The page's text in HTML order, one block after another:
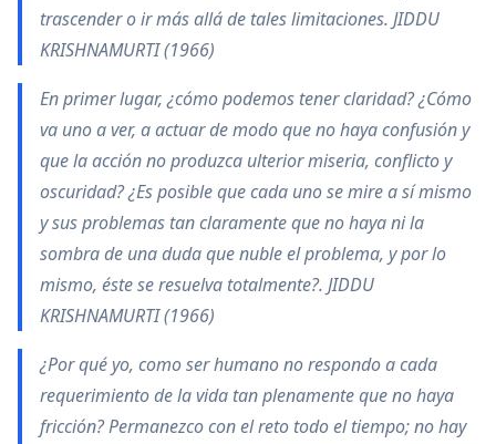
trascender o ir más allá de tales limitaciones. JIDDU
KRISHNAMURTI (1966)
En primer lugar, ¿cómo podemos tener claridad? ¿Cómo
va uno a ver, a actuar de modo que no haya confusión y
que la acción no produzca ulterior miseria, conflicto y
oscuridad? ¿Es posible que cada uno se mire a sí mismo
y sus problemas tan claramente que no haya ni la
sombra de una duda que nuble el problema, y por lo
mismo, éste se resuelva totalmente?. JIDDU
KRISHNAMURTI (1966)
¿Por qué yo, como ser humano no respondo a cada
requerimiento de la vida tan plenamente que no haya
fricción? Permanezco con el reto todo el tiempo; no hay